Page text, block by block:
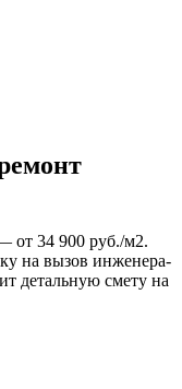
от 34 900 руб./м2.
на вызов инженера-
детальную смету на